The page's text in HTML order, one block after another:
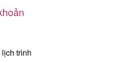
trình